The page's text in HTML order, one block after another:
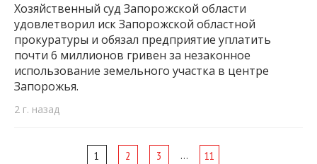
Хозяйственный суд Запорожской области
удовлетворил иск Запорожской областной
прокуратуры и обязал предприятие уплатить
почти 6 миллионов гривен за незаконное
использование земельного участка в центре
Запорожья.
2 г. назад
1 2 3 …
11